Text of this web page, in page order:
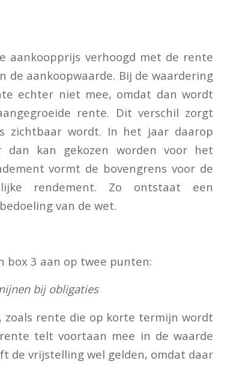
aankoopprijs verhoogd met de rente
de aankoopwaarde. Bij de waardering
echter niet mee, omdat dan wordt
rente. Dit verschil zorgt
zichtbaar wordt. In het jaar daarop
kan gekozen worden voor het
vormt de bovengrens voor de
rendement. Zo ontstaat een
van de wet.
box 3 aan op twee punten:
bij obligaties
rente die op korte termijn wordt
telt voortaan mee in de waarde
de vrijstelling wel gelden, omdat daar